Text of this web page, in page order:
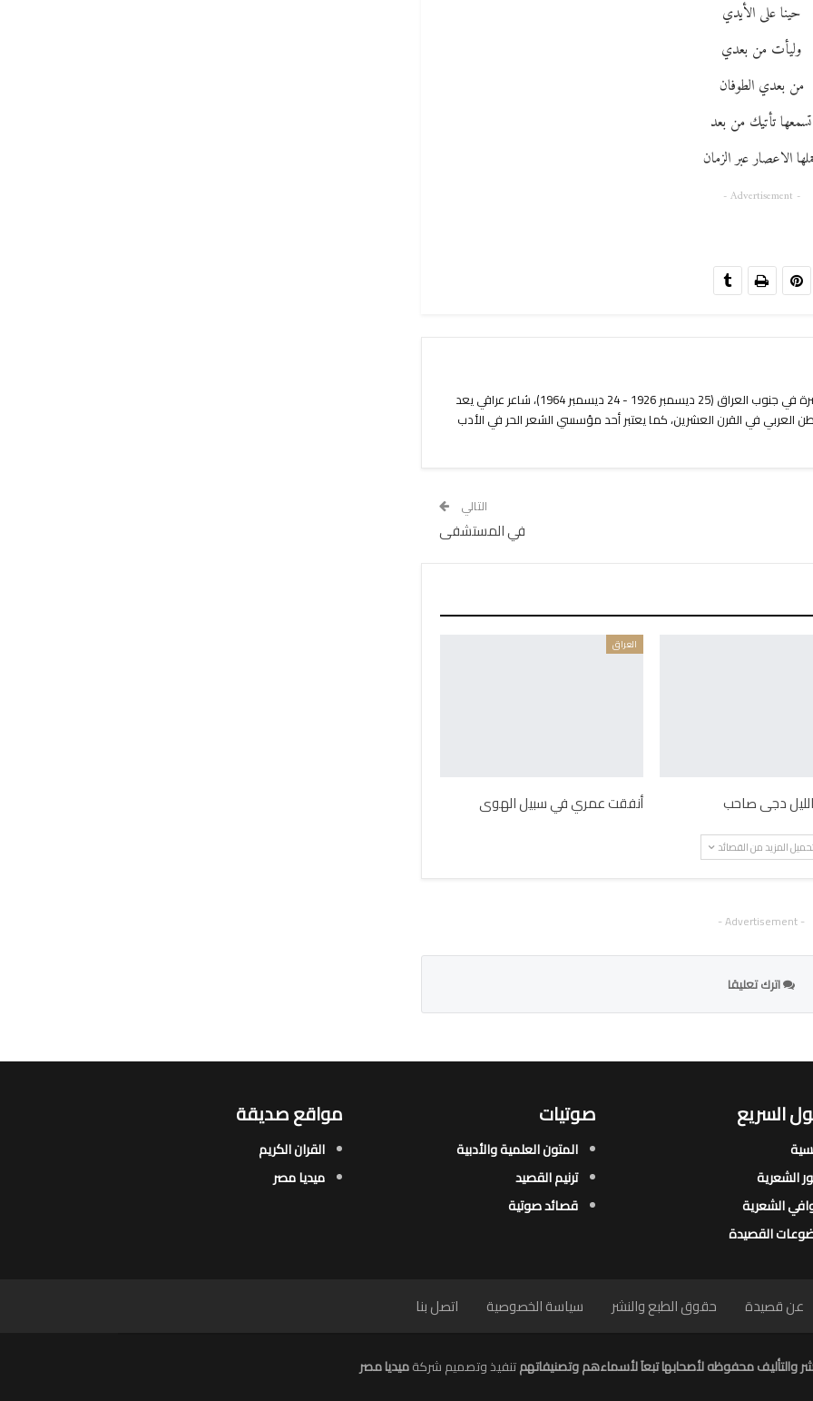
حينا على الأيدي
وليأت من بعدي
من بعدي الطوفان
تسمعها تأتيك من بعد
الاعصار عبر الزمان
- Advertisement -
بدر شاكر السياب ولد في محافظة البصرة في جنوب العراق (25 ديسمبر 1926 - 24 ديسمبر 1964)، شاعر عراقي يعد
العربي في القرن العشرين، كما يعتبر أحد مؤسسي الشعر الحر في الأدب
التالي
في المستشفى
الليل دجى صاحب
العراق
أنفقت عمري في سبيل الهوى
المزيد من القصائد
- Advertisement -
اترك تعليقا
السريع
الشعرية​
الشعرية​
القصيدة​
صوتيات
المتون العلمية والأدبية
ترنيم القصيد
قصائد صوتية
مواقع صديقة
القران الكريم
ميديا مصر
عن قصيدة حقوق الطبع والنشر سياسة الخصوصية اتصل بنا
والتأليف محفوظه لأصحابها تبعاَ لأسماءهم وتصنيفاتهمتنفيذ وتصميم شركةميديا مصر